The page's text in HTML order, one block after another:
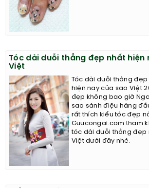
Tóc dài duỗi thẳng đẹp nhất hiện
Việt
Tóc dài duỗi thẳng
hiện nay của sao Việt
đẹp không bao giờ
sao sành điệu hàng
rất thích kiểu tóc đẹp
Guucongai.com tham
tóc dài duỗi thẳng đẹp
Việt dưới đây nhé.